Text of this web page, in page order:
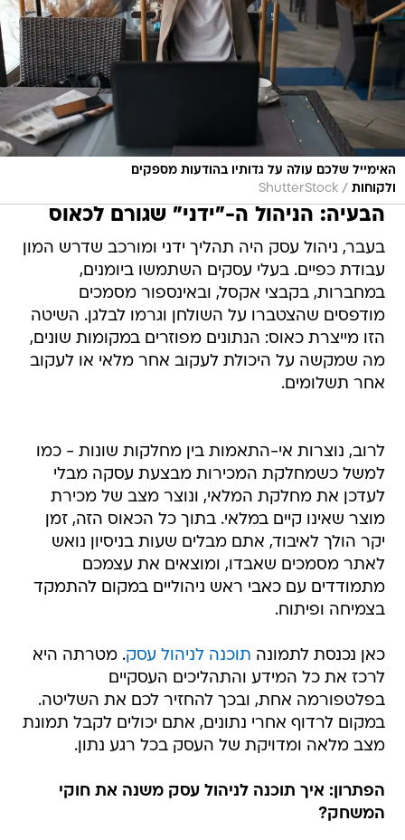
האימייל שלכם עולה על גדותיו בהודעות מספקים
ולקוחות /
ShutterStock
הבעיה: הניהול ה-"ידני" שגורם לכאוס
בעבר, ניהול עסק היה תהליך ידני ומורכב שדרש המון
עבודת כפיים. בעלי עסקים השתמשו ביומנים,
במחברות, בקבצי אקסל, ובאינספור מסמכים
מודפסים שהצטברו על השולחן וגרמו לבלגן. השיטה
הזו מייצרת כאוס: הנתונים מפוזרים במקומות שונים,
מה שמקשה על היכולת לעקוב אחר מלאי או לעקוב
אחר תשלומים.
לרוב, נוצרות אי-התאמות בין מחלקות שונות - כמו
למשל כשמחלקת המכירות מבצעת עסקה מבלי
לעדכן את מחלקת המלאי, ונוצר מצב של מכירת
מוצר שאינו קיים במלאי. בתוך כל הכאוס הזה, זמן
יקר הולך לאיבוד, אתם מבלים שעות בניסיון נואש
לאתר מסמכים שאבדו, ומוצאים את עצמכם
מתמודדים עם כאבי ראש ניהוליים במקום להתמקד
בצמיחה ופיתוח.
כאן נכנסת לתמונה תוכנה לניהול עסק. מטרתה היא
לרכז את כל המידע והתהליכים העסקיים
בפלטפורמה אחת, ובכך להחזיר לכם את השליטה.
במקום לרדוף אחרי נתונים, אתם יכולים לקבל תמונת
מצב מלאה ומדויקת של העסק בכל רגע נתון.
הפתרון: איך תוכנה לניהול עסק משנה את חוקי
המשחק?